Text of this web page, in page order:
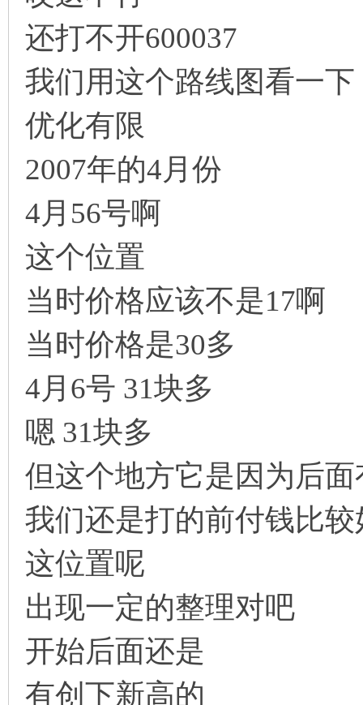
还打不开600037
我们用这个路线图看一下
优化有限
2007年的4月份
4月56号啊
这个位置
当时价格应该不是17啊
当时价格是30多
4月6号 31块多
嗯 31块多
但这个地方它是因为后
我们还是打的前付钱比
这位置呢
出现一定的整理对吧
开始后面还是
有创下新高的